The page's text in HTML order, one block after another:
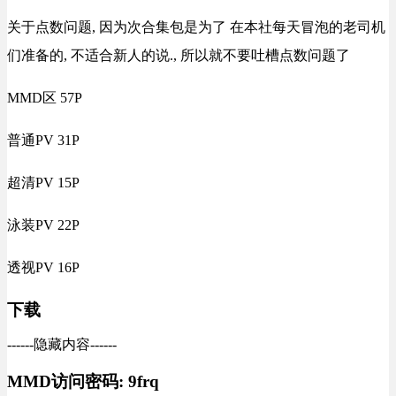
关于点数问题, 因为次合集包是为了 在本社每天冒泡的老司机
们准备的, 不适合新人的说., 所以就不要吐槽点数问题了
MMD区 57P
普通PV 31P
超清PV 15P
泳装PV 22P
透视PV 16P
下载
------隐藏内容------
MMD访问密码: 9frq